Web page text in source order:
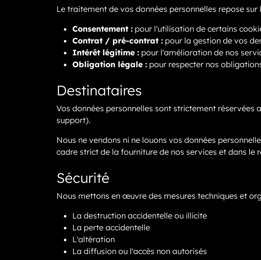
Le traitement de vos données personnelles repose sur
Consentement : pour l'utilisation de certains
Contrat / pré-contrat : pour la gestion de vos
Intérêt légitime : pour l'amélioration de nos
Obligation légale : pour respecter nos
Destinataires
Vos données personnelles sont strictement
support).
Nous ne vendons ni ne louons vos données
cadre strict de la fourniture de nos services et dans le
Sécurité
Nous mettons en œuvre des mesures techniques et
La destruction accidentelle ou illicite
La perte accidentelle
L'altération
La diffusion ou l'accès non autorisés